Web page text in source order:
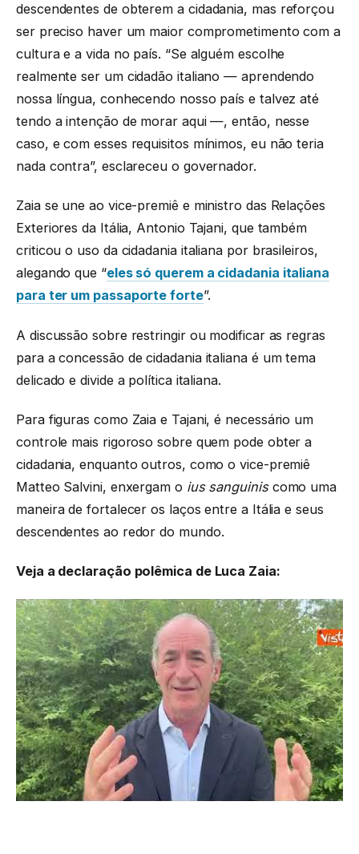
descendentes de obterem a cidadania, mas reforçou
ser preciso haver um maior comprometimento com a
cultura e a vida no país. “Se alguém escolhe
realmente ser um cidadão italiano — aprendendo
nossa língua, conhecendo nosso país e talvez até
tendo a intenção de morar aqui —, então, nesse
caso, e com esses requisitos mínimos, eu não teria
nada contra”, esclareceu o governador.
Zaia se une ao vice-premiê e ministro das Relações
Exteriores da Itália, Antonio Tajani, que também
criticou o uso da cidadania italiana por brasileiros,
alegando que “eles só querem a cidadania italiana
para ter um passaporte forte”.
A discussão sobre restringir ou modificar as regras
para a concessão de cidadania italiana é um tema
delicado e divide a política italiana.
Para figuras como Zaia e Tajani, é necessário um
controle mais rigoroso sobre quem pode obter a
cidadania, enquanto outros, como o vice-premiê
Matteo Salvini, enxergam o ius sanguiniscomo uma
maneira de fortalecer os laços entre a Itália e seus
descendentes ao redor do mundo.
Veja a declaração polêmica de Luca Zaia: